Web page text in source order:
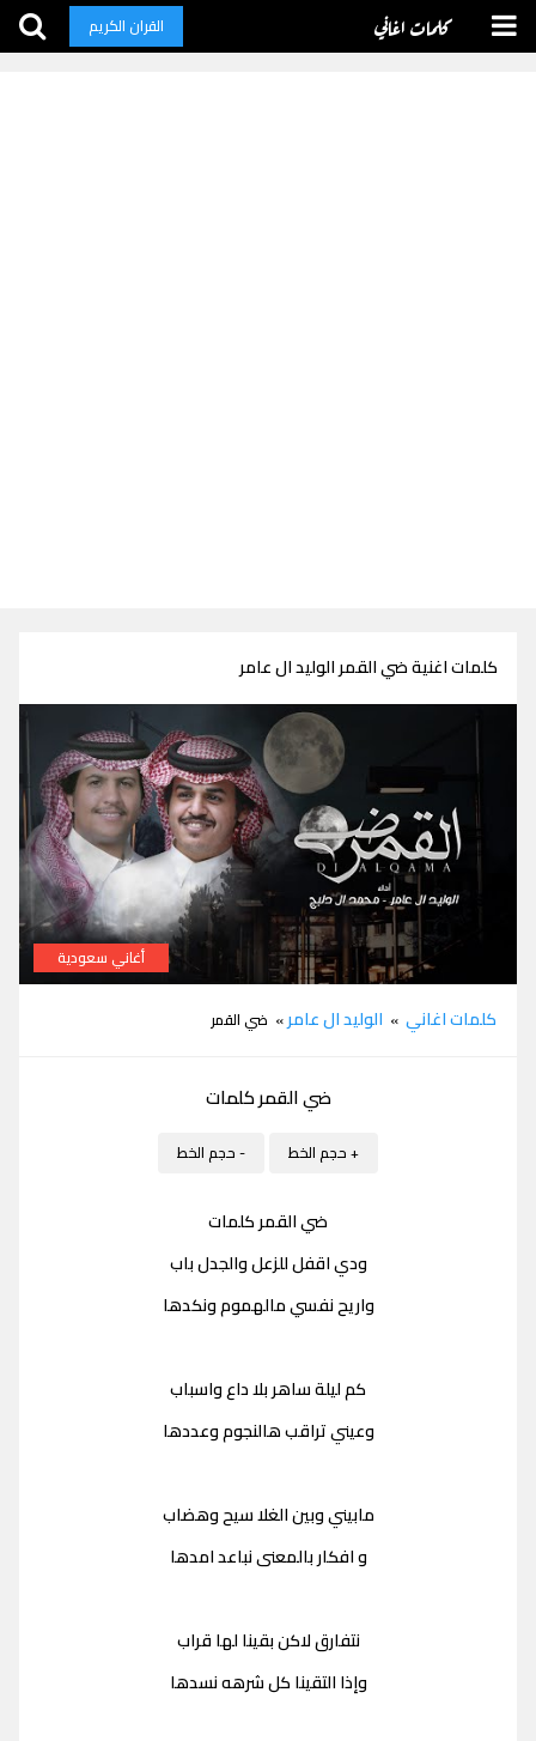
كلمات اغاني القران الكريم
كلمات اغنية ضي القمر الوليد ال عامر
أغاني سعودية
كلمات اغاني » الوليد ال عامر» ضي القمر
ضي القمر كلمات
+ حجم الخط - حجم الخط
ضي القمر كلمات
ودي اقفل للزعل والجدل باب
واريح نفسي مالهموم ونكدها
كم ليلة ساهر بلا داع واسباب
وعيني تراقب هالنجوم وعددها
مابيني وبين الغلا سيح وهضاب
و افكار بالمعنى نباعد امدها
نتفارق لاكن بقينا لها قراب
وإذا التقينا كل شرهه نسدها